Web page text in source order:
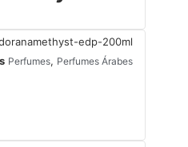
edp-200ml
Perfumes, Perfumes Árabes